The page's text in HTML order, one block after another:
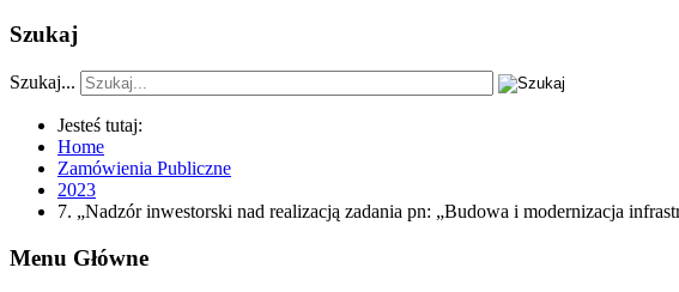
Szukaj
Szukaj...
Jesteś tutaj:
Home
Zamówienia Publiczne
2023
7. „Nadzór inwestorski nad realizacją zadania pn: „Budowa i modernizacja
Menu Główne